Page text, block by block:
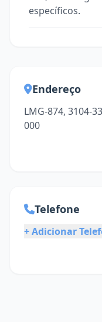
específicos.
Endereço
LMG-874, 3104-
000
Telefone
+ Adicionar